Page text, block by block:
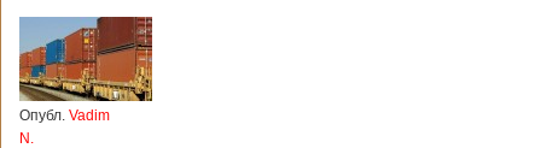
Опубл. Vadim
N.